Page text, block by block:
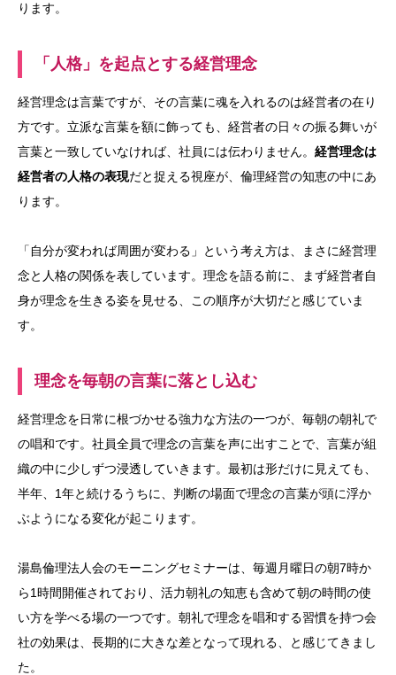
ります。
「人格」を起点とする経営理念
経営理念は言葉ですが、その言葉に魂を入れるのは経営者の在り
方です。立派な言葉を額に飾っても、経営者の日々の振る舞いが
言葉と一致していなければ、社員には伝わりません。 経営理念は
経営者の人格の表現だと捉える視座が、倫理経営の知恵の中にあ
ります。
「自分が変われば周囲が変わる」という考え方は、まさに経営理
念と人格の関係を表しています。理念を語る前に、まず経営者自
身が理念を生きる姿を見せる、この順序が大切だと感じていま
す。
理念を毎朝の言葉に落とし込む
経営理念を日常に根づかせる強力な方法の一つが、毎朝の朝礼で
の唱和です。社員全員で理念の言葉を声に出すことで、言葉が組
織の中に少しずつ浸透していきます。最初は形だけに見えても、
半年、1年と続けるうちに、判断の場面で理念の言葉が頭に浮か
ぶようになる変化が起こります。
湯島倫理法人会のモーニングセミナーは、毎週月曜日の朝7時か
ら1時間開催されており、活力朝礼の知恵も含めて朝の時間の使
い方を学べる場の一つです。朝礼で理念を唱和する習慣を持つ会
社の効果は、長期的に大きな差となって現れる、と感じてきまし
た。